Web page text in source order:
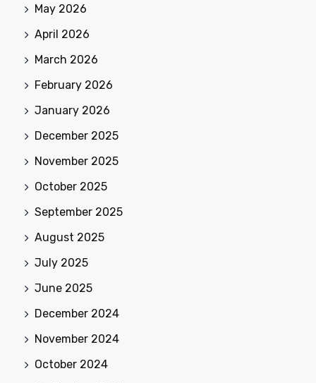
May 2026
April 2026
March 2026
February 2026
January 2026
December 2025
November 2025
October 2025
September 2025
August 2025
July 2025
June 2025
December 2024
November 2024
October 2024